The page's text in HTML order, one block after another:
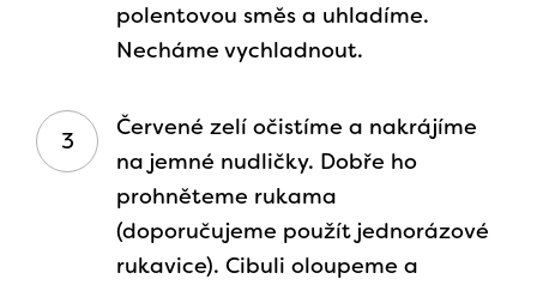
polentovou směs a uhladíme.
Necháme vychladnout.
Červené zelí očistíme a nakrájíme
na jemné nudličky. Dobře ho
prohněteme rukama
(doporučujeme použít jednorázové
rukavice). Cibuli oloupeme a